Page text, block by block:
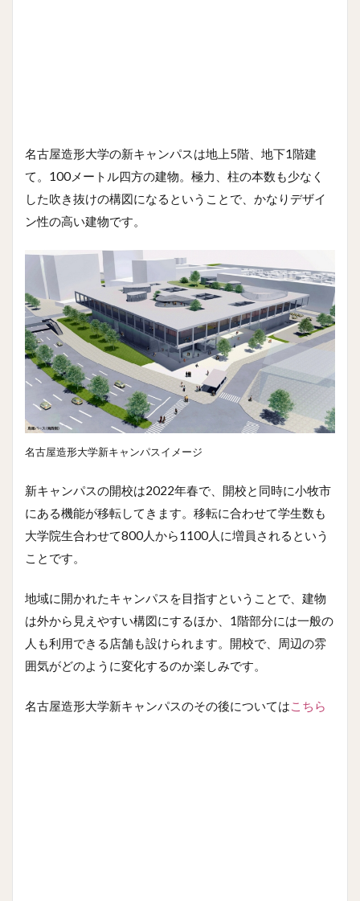
名古屋造形大学の新キャンパスは地上5階、地下1階建
て。100メートル四方の建物。極力、柱の本数も少なく
した吹き抜けの構図になるということで、かなりデザイ
ン性の高い建物です。
名古屋造形大学新キャンパスイメージ
新キャンパスの開校は2022年春で、開校と同時に小牧市
にある機能が移転してきます。移転に合わせて学生数も
大学院生合わせて800人から1100人に増員されるという
ことです。
地域に開かれたキャンパスを目指すということで、建物
は外から見えやすい構図にするほか、1階部分には一般の
人も利用できる店舗も設けられます。開校で、周辺の雰
囲気がどのように変化するのか楽しみです。
名古屋造形大学新キャンパスのその後についてはこちら